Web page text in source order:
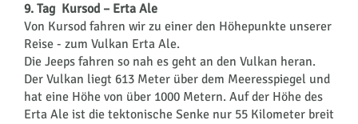
9. Tag Kursod – Erta Ale
Von Kursod fahren wir zu einer den Höhepunkte unserer
Reise - zum Vulkan Erta Ale.
Die Jeeps fahren so nah es geht an den Vulkan heran.
Der Vulkan liegt 613 Meter über dem Meeresspiegel und
hat eine Höhe von über 1000 Metern. Auf der Höhe des
Erta Ale ist die tektonische Senke nur 55 Kilometer breit